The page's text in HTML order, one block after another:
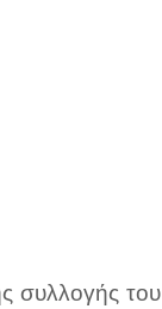
συλλογής του